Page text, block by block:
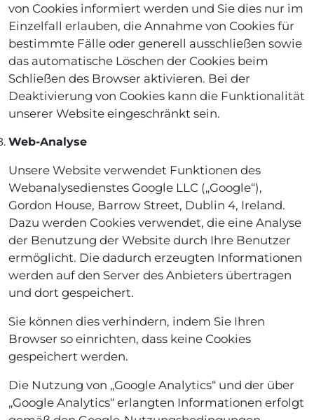
von Cookies informiert werden und Sie dies nur im
Einzelfall erlauben, die Annahme von Cookies für
bestimmte Fälle oder generell ausschließen sowie
das automatische Löschen der Cookies beim
Schließen des Browser aktivieren. Bei der
Deaktivierung von Cookies kann die Funktionalität
unserer Website eingeschränkt sein.
Web-Analyse
Unsere Website verwendet Funktionen des
Webanalysedienstes Google LLC („Google“),
Gordon House, Barrow Street, Dublin 4, Ireland.
Dazu werden Cookies verwendet, die eine Analyse
der Benutzung der Website durch Ihre Benutzer
ermöglicht. Die dadurch erzeugten Informationen
werden auf den Server des Anbieters übertragen
und dort gespeichert.
Sie können dies verhindern, indem Sie Ihren
Browser so einrichten, dass keine Cookies
gespeichert werden.
Die Nutzung von „Google Analytics“ und der über
„Google Analytics“ erlangten Informationen erfolgt